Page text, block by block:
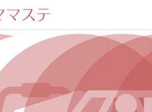
才能発信します。
テージ ママステ ハ
づくり）やスキル・
たいママが集まって
す。